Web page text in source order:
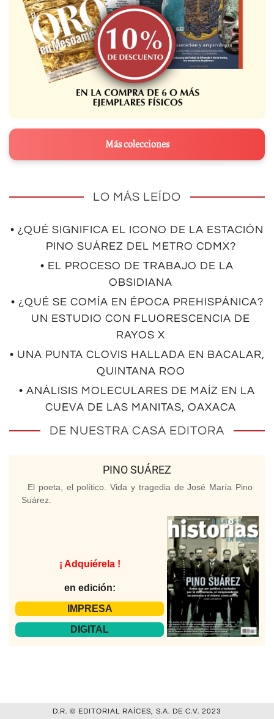
Más colecciones
LO MÁS LEÍDO
• ¿QUÉ SIGNIFICA EL ICONO DE LA ESTACIÓN
PINO SUÁREZ DEL METRO CDMX?
• EL PROCESO DE TRABAJO DE LA
OBSIDIANA
• ¿QUÉ SE COMÍA EN ÉPOCA PREHISPÁNICA?
UN ESTUDIO CON FLUORESCENCIA DE
RAYOS X
• UNA PUNTA CLOVIS HALLADA EN BACALAR,
QUINTANA ROO
• ANÁLISIS MOLECULARES DE MAÍZ EN LA
CUEVA DE LAS MANITAS, OAXACA
DE NUESTRA CASA EDITORA
PINO SUÁREZ
El poeta, el político. Vida y tragedia de José María Pino
Suárez.
¡ Adquiérela !
en edición:
IMPRESA
DIGITAL
D.R. © EDITORIAL RAÍCES, S.A. DE C.V. 2023